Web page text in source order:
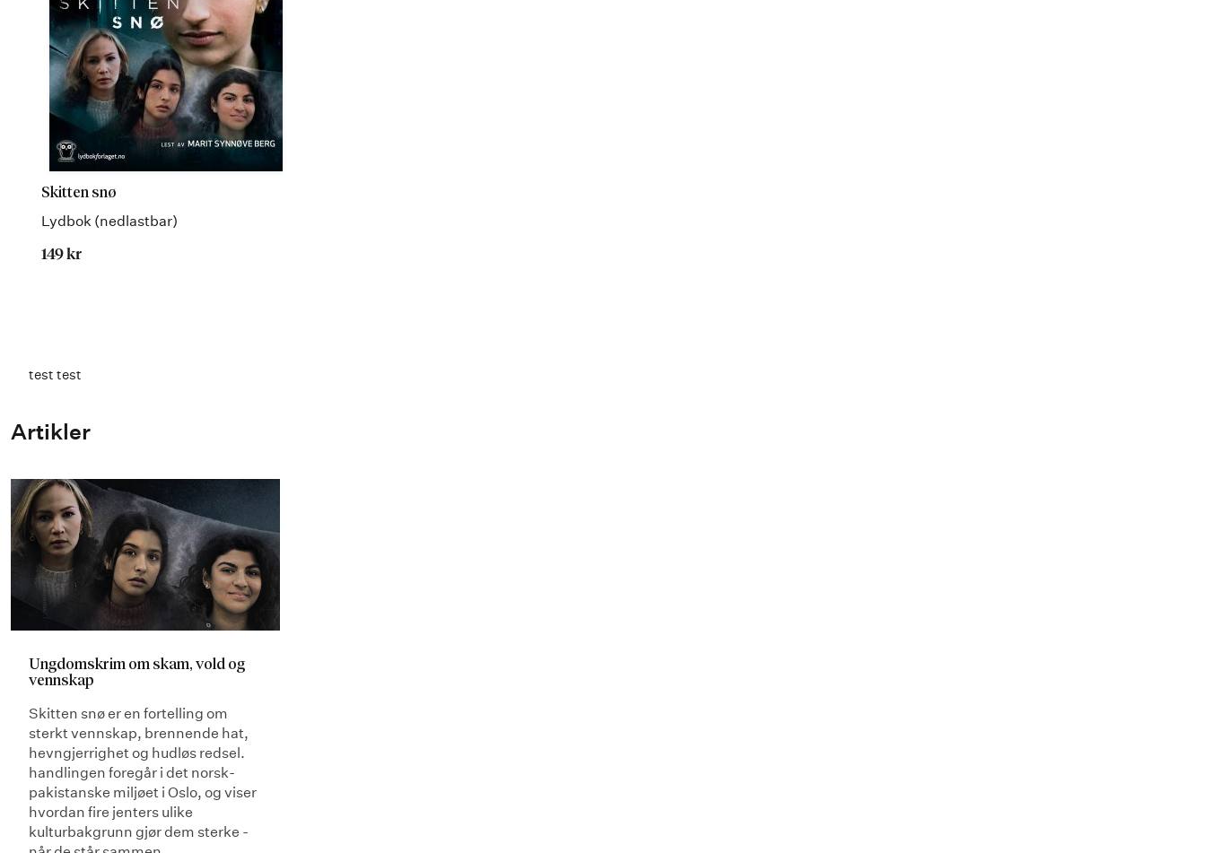
Skitten snø
Lydbok (nedlastbar)
149 kr
test test
Artikler
Ungdomskrim om skam, vold og
vennskap
Skitten snø er en fortelling om
sterkt vennskap, brennende hat,
hevngjerrighet og hudløs redsel.
handlingen foregår i det norsk-
pakistanske miljøet i Oslo, og viser
hvordan fire jenters ulike
kulturbakgrunn gjør dem sterke -